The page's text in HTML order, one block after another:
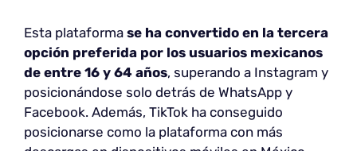
Esta plataforma se ha convertido en la tercera
opción preferida por los usuarios mexicanos
de entre 16 y 64 años, superando a Instagram y
posicionándose solo detrás de WhatsApp y
Facebook. Además, TikTok ha conseguido
posicionarse como la plataforma con más